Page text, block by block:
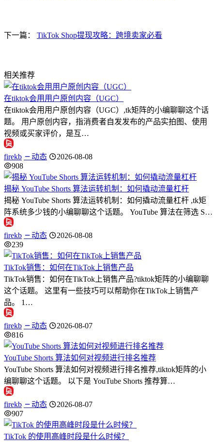
下一篇： TikTok Shop提现攻略：跨境卖家必看
相关推荐
在tiktok会用用户原创内容（UGC）
在tiktok会用用户原创内容（UGC）,tk矩阵的小编聊聊这个话
题。 用户原创内容，指消费者自发发布的产品实拍图、使用
视频或买家评价，是互…
firekb 动态
2026-08-08
908
揭秘 YouTube Shorts 算法运转机制：如何撬动流量杠杆
揭秘 YouTube Shorts 算法运转机制：如何撬动流量杠杆 ,tk矩
阵系统多少钱的小编聊聊这个话题。 YouTube 算法在筛选 S…
firekb 动态
2026-08-08
239
TikTok销售：如何在TikTok上销售产品
TikTok销售：如何在TikTok上销售产品?tiktok矩阵的小编聊聊
这个话题。 这里有一些技巧可以帮助你在TikTok上销售产
品。 1…
firekb 动态
2026-08-07
816
YouTube Shorts 算法如何对视频进行排名推荐
YouTube Shorts 算法如何对视频进行排名推荐,tiktok矩阵的小
编聊聊这个话题。 以下是 YouTube Shorts 推荐算…
firekb 动态
2026-08-07
907
TikTok 的使用高峰时段是什么时候？